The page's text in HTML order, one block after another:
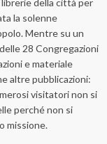
della città per
la solenne
Mentre su un
28 Congregazioni
e materiale
altre pubblicazioni:
visitatori non si
perché non si
missione.